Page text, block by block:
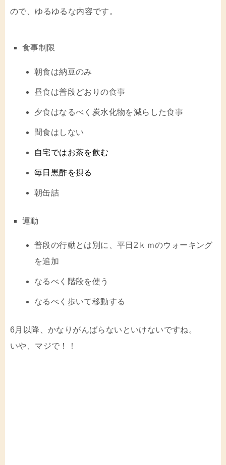
ので、ゆるゆるな内容です。
食事制限
朝食は納豆のみ
昼食は普段どおりの食事
夕食はなるべく炭水化物を減らした食事
間食はしない
自宅ではお茶を飲む
毎日黒酢を摂る
朝缶詰
運動
普段の行動とは別に、平日2ｋｍのウォーキング
を追加
なるべく階段を使う
なるべく歩いて移動する
6月以降、かなりがんばらないといけないですね。
いや、マジで！！